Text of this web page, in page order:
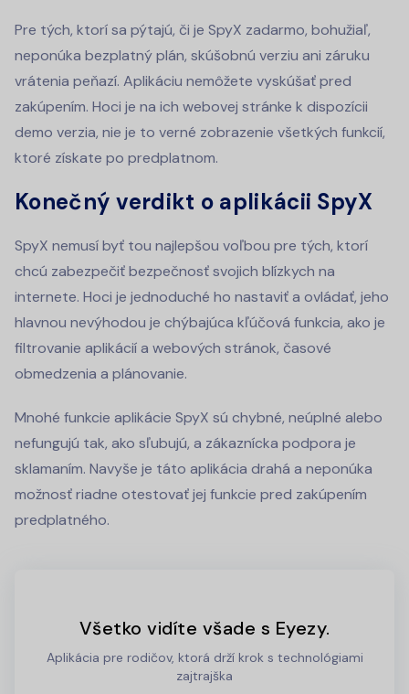
Pre tých, ktorí sa pýtajú, či je SpyX zadarmo, bohužiaľ,
neponúka bezplatný plán, skúšobnú verziu ani záruku
vrátenia peňazí. Aplikáciu nemôžete vyskúšať pred
zakúpením. Hoci je na ich webovej stránke k dispozícii
demo verzia, nie je to verné zobrazenie všetkých funkcií,
ktoré získate po predplatnom.
Konečný verdikt o aplikácii SpyX
SpyX nemusí byť tou najlepšou voľbou pre tých, ktorí
chcú zabezpečiť bezpečnosť svojich blízkych na
internete. Hoci je jednoduché ho nastaviť a ovládať, jeho
hlavnou nevýhodou je chýbajúca kľúčová funkcia, ako je
filtrovanie aplikácií a webových stránok, časové
obmedzenia a plánovanie.
Mnohé funkcie aplikácie SpyX sú chybné, neúplné alebo
nefungujú tak, ako sľubujú, a zákaznícka podpora je
sklamaním. Navyše je táto aplikácia drahá a neponúka
možnosť riadne otestovať jej funkcie pred zakúpením
predplatného.
Všetko vidíte všade s Eyezy.
Aplikácia pre rodičov, ktorá drží krok s technológiami
zajtrajška